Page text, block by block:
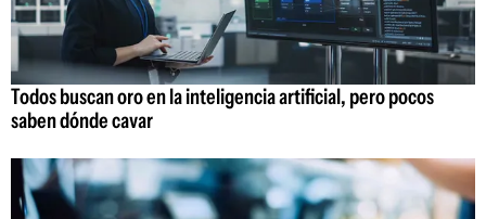
Todos buscan oro en la inteligencia artificial, pero pocos
saben dónde cavar